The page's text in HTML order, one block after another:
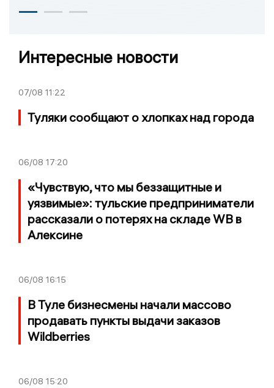
Интересные новости
07/08 11:22
Туляки сообщают о хлопках над города
06/08 17:20
«Чувствую, что мы беззащитные и
уязвимые»: тульские предприниматели
рассказали о потерях на складе WB в
Алексине
06/08 16:15
В Туле бизнесмены начали массово
продавать пункты выдачи заказов
Wildberries
06/08 15:20